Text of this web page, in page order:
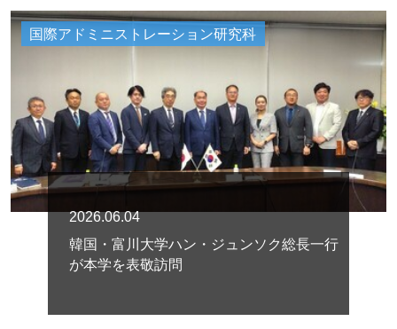
国際アドミニストレーション研究科
2026.06.04
韓国・富川大学ハン・ジュンソク総長一行
が本学を表敬訪問